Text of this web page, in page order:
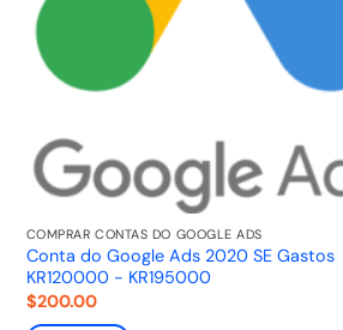
COMPRAR CONTAS DO GOOGLE ADS
Conta do Google Ads 2020 SE Gastos
KR120000 - KR195000
$200.00